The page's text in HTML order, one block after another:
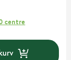
centre